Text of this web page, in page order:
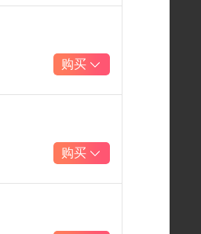
购买
购买